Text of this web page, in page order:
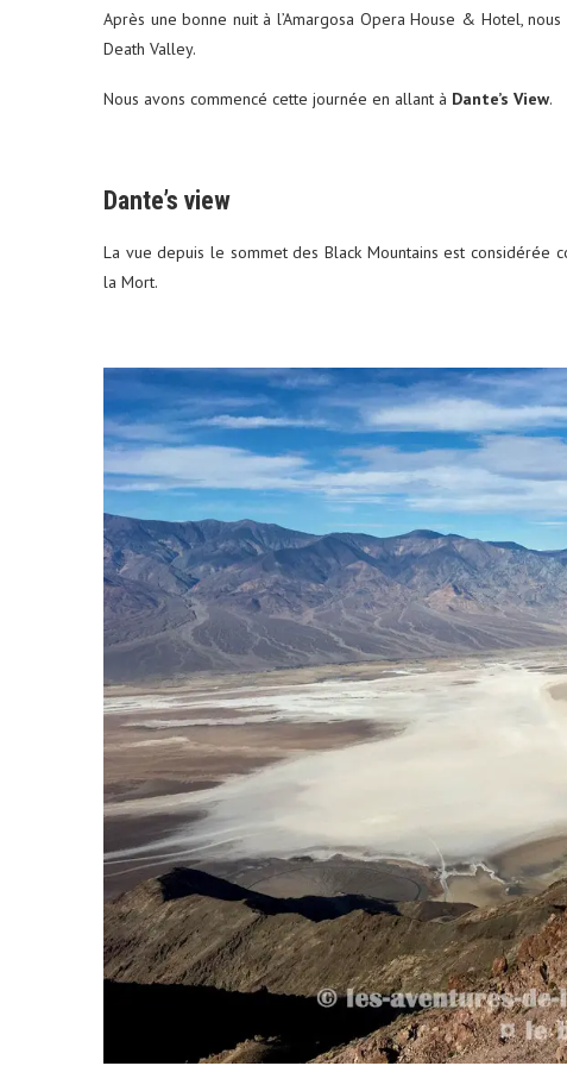
Après une bonne nuit à l’Amargosa Opera House & Hotel,
Death Valley.
Nous avons commencé cette journée en allant à Dante’s View.
Dante’s view
La vue depuis le sommet des Black Mountains est considérée
la Mort.
photos : le petit format
29 décembre 2025
Louer une voiture aux